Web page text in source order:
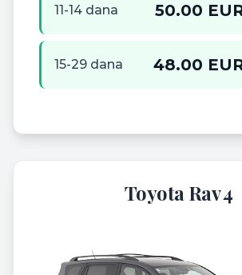
11-14 dana 50.00
15-29 dana 48.00
Toyota Rav 4